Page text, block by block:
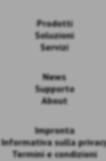
Prodotti
Soluzioni
Servizi
News
Supporto
About
Impronta
Informativa sulla
Termini e condizioni